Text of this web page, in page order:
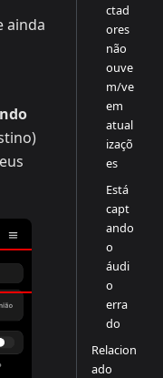
ainda
ctad
ores
não
ouve
m/ve
em
atual
izaçõ
es
Está
capt
ando
o
áudi
o
erra
do
Relacion
ado